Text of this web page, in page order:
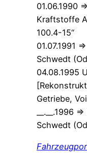
01.06.1990
Kraftstoffe
100.4-15“
01.07.1991
Schwedt
04.08.1995
Getriebe,
__.__.1996
Schwedt